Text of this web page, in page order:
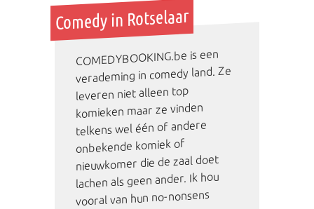
Comedy in Rotselaar
COMEDYBOOKING.be is een
verademing in comedy land. Ze
leveren niet alleen top
komieken maar ze vinden
telkens wel één of andere
onbekende komiek of
nieuwkomer die de zaal doet
lachen als geen ander. Ik hou
vooral van hun no-nonsens